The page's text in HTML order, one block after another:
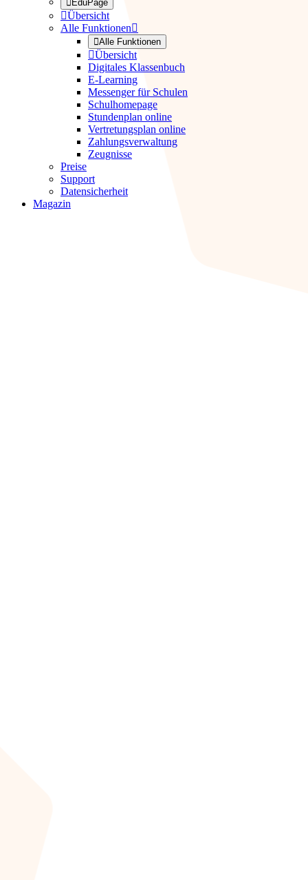
EduPage
Übersicht
Alle Funktionen
Alle Funktionen
Übersicht
Digitales Klassenbuch
E-Learning
Messenger für Schulen
Schulhomepage
Stundenplan online
Vertretungsplan online
Zahlungsverwaltung
Zeugnisse
Preise
Support
Datensicherheit
Magazin